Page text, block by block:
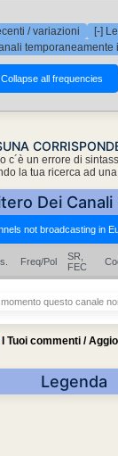
/ variazioni
[-]
temporaneamente
c´è un errore di
la tua ricerca ad
Dei
Freq/Pol
SR,
FEC
momento questo canale
I Tuoi commenti /
Legenda